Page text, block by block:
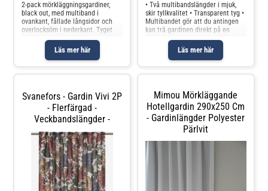
Läs mer här
2-pack mörkläggningsgardiner,
black out, med multiband i
ovankant, fållade långsidor och
overlocksöm i nederkant. Tyget
har svarta trådar invävt i sig (som
inte syns), dessa absorberar ljuset
så att det inte tränger igenom.
Mörkläggningseffekten är 1
Läs mer här
• Två multibandslängder i mjuk,
skir tyllkvalitet • Transparent tyg •
Multibandet gör att du antingen
kan trä gardinen direkt på en
gardinstång genom de dolda
hällorna eller använda ringar och
nålkrokar (ej fingerkrokar).
Produkten innehåller spårbar
Svanefors - Gardin Vivi 2P
- Flerfärgad -
Veckbandslängder -
Mimou Mörkläggande
Hotellgardin 290x250 Cm
- Gardinlängder Polyester
Pärlvit